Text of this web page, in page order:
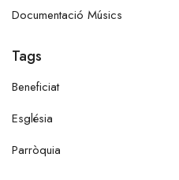
Documentació Músics
Tags
Beneficiat
Església
Parròquia